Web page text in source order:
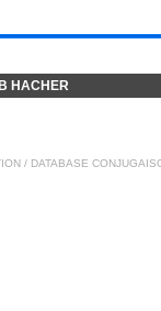
HACHER
/ DATABASE